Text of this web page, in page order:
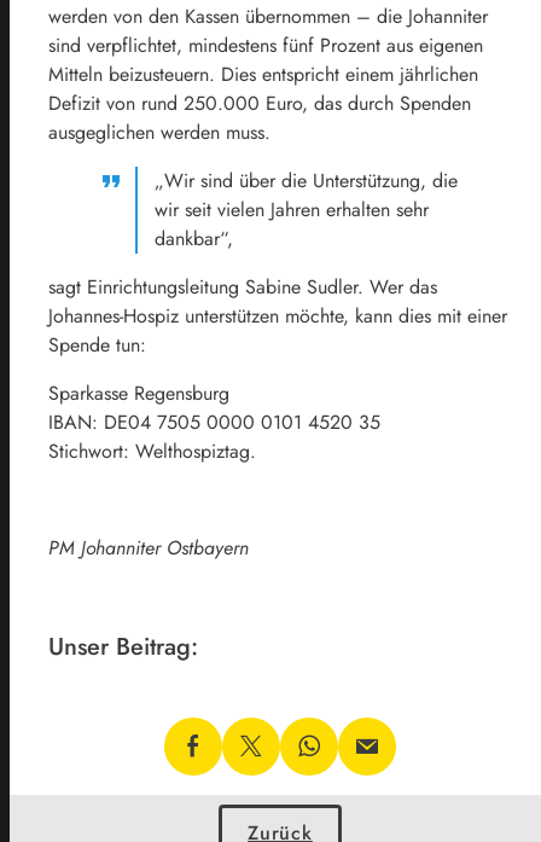
werden von den Kassen übernommen – die Johanniter
sind verpflichtet, mindestens fünf Prozent aus eigenen
Mitteln beizusteuern. Dies entspricht einem jährlichen
Defizit von rund 250.000 Euro, das durch Spenden
ausgeglichen werden muss.
„Wir sind über die Unterstützung, die
wir seit vielen Jahren erhalten sehr
dankbar“,
sagt Einrichtungsleitung Sabine Sudler. Wer das
Johannes-Hospiz unterstützen möchte, kann dies mit einer
Spende tun:
Sparkasse Regensburg
IBAN: DE04 7505 0000 0101 4520 35
Stichwort: Welthospiztag.
PM Johanniter Ostbayern
Unser Beitrag:
Zurück